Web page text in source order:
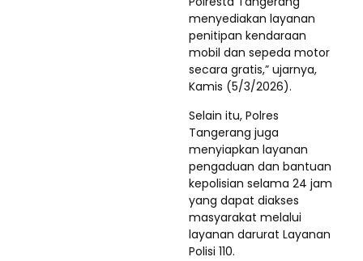
menyediakan layanan
penitipan kendaraan
mobil dan sepeda motor
secara gratis,” ujarnya,
Kamis (5/3/2026).
Selain itu, Polres
Tangerang juga
menyiapkan layanan
pengaduan dan bantuan
kepolisian selama 24 jam
yang dapat diakses
masyarakat melalui
layanan darurat Layanan
Polisi 110.